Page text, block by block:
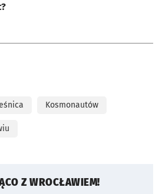
Kosmonautów
Z WROCŁAWIEM!